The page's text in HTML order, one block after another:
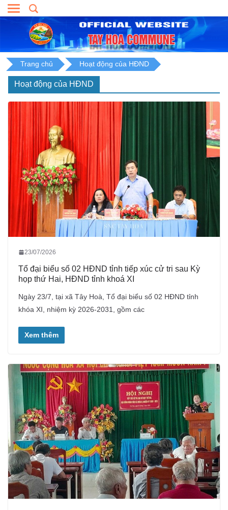
Skip
to
Trang chủ Hoạt động của HĐND
Hoạt động của HĐND
23/07/2026
Tổ đại biểu số 02 HĐND tỉnh tiếp xúc cử tri sau Kỳ
họp thứ Hai, HĐND tỉnh khoá XI
Ngày 23/7, tại xã Tây Hoà, Tổ đại biểu số 02 HĐND tỉnh
khóa XI, nhiệm kỳ 2026-2031, gồm các
Xem thêm